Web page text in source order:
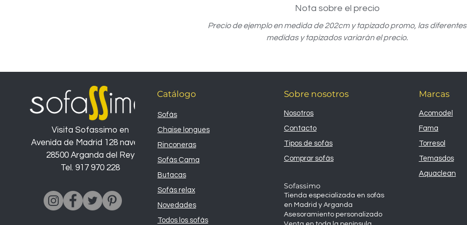
Nota sobre el precio
Precio de ejemplo en medida de 202cm y tapizado promo, las diferentes
medidas y tapizados variarán el precio.
Visita Sofassimo en
Avenida de Madrid 128 nave 26
28500 Arganda del Rey
Tel. 917 970 228
Catálogo
Sofás
Chaise longues
Rinconeras
Sofás Cama
Butacas
Sofás relax
Novedades
Todos los sofás
Sobre nosotros
Nosotros
Contacto
Tipos de sofás
Comprar sofás
Sofassimo
Tienda especializada en sofás
en Madrid y Arganda
Asesoramiento personalizado
Marcas
Acomodel
Fama
Torresol
Temasdos
Aquaclean